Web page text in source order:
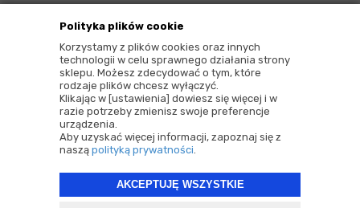
Polityka plików cookie
Korzystamy z plików cookies oraz innych
technologii w celu sprawnego działania strony
sklepu. Możesz zdecydować o tym, które
rodzaje plików chcesz wyłączyć.
Klikając w [ustawienia] dowiesz się więcej i w
razie potrzeby zmienisz swoje preferencje
urządzenia.
Aby uzyskać więcej informacji, zapoznaj się z
naszą polityką prywatności.
AKCEPTUJĘ WSZYSTKIE
Magazyn Rekcin
Nomos Sp. z o.o. sp.k.
ul. Agrestowa 1
83-010 Rekcin
2026 © Copyrights by |Detailing House